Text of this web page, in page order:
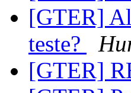
[GTER]
teste?
[GTER]